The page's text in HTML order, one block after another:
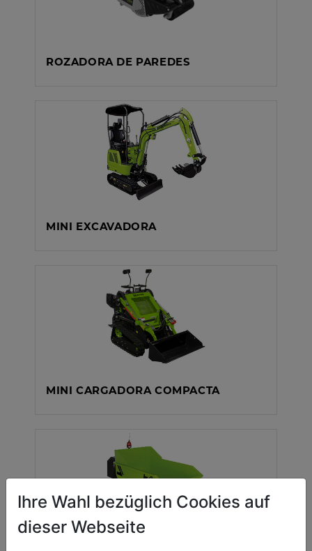
ROZADORA DE PAREDES
MINI EXCAVADORA
MINI CARGADORA COMPACTA
Ihre Wahl bezüglich Cookies auf
dieser Webseite